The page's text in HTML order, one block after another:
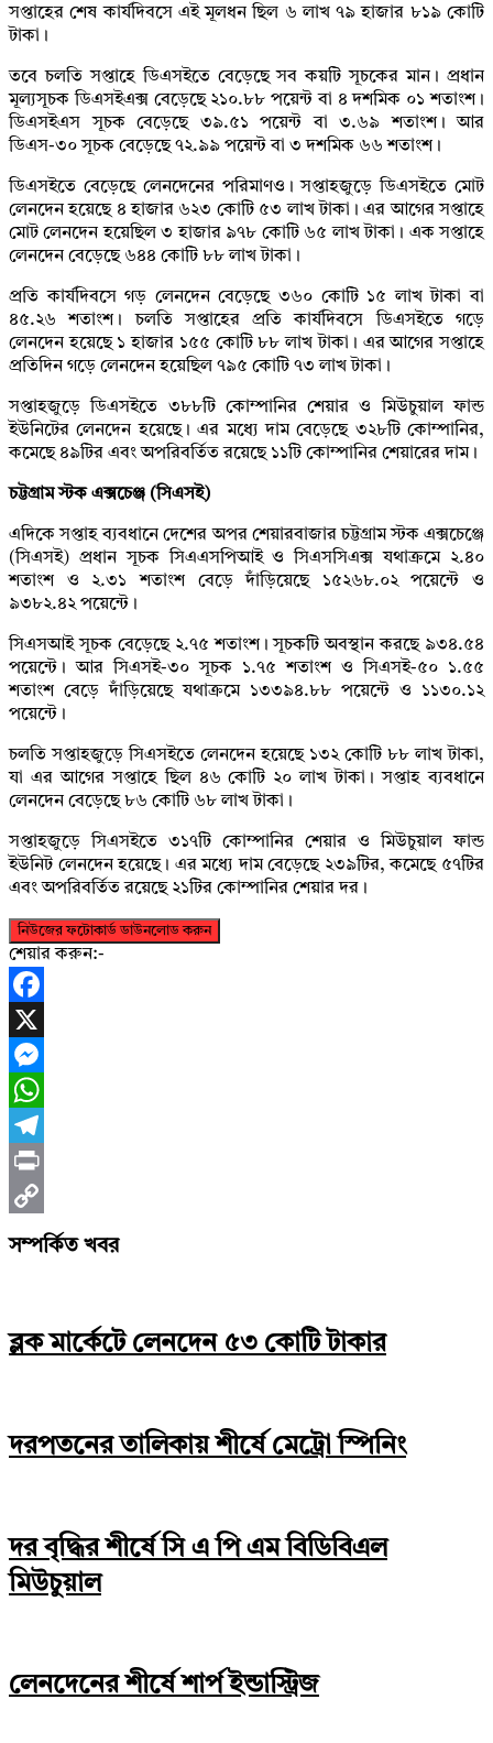
সপ্তাহের শেষ কার্যদিবসে এই মূলধন ছিল ৬ লাখ ৭৯ হাজার ৮১৯ কোটি
টাকা।
তবে চলতি সপ্তাহে ডিএসইতে বেড়েছে সব কয়টি সূচকের মান। প্রধান
মূল্যসূচক ডিএসইএক্স বেড়েছে ২১০.৮৮ পয়েন্ট বা ৪ দশমিক ০১ শতাংশ।
ডিএসইএস সূচক বেড়েছে ৩৯.৫১ পয়েন্ট বা ৩.৬৯ শতাংশ। আর
ডিএস-৩০ সূচক বেড়েছে ৭২.৯৯ পয়েন্ট বা ৩ দশমিক ৬৬ শতাংশ।
ডিএসইতে বেড়েছে লেনদেনের পরিমাণও। সপ্তাহজুড়ে ডিএসইতে মোট
লেনদেন হয়েছে ৪ হাজার ৬২৩ কোটি ৫৩ লাখ টাকা। এর আগের সপ্তাহে
মোট লেনদেন হয়েছিল ৩ হাজার ৯৭৮ কোটি ৬৫ লাখ টাকা। এক সপ্তাহে
লেনদেন বেড়েছে ৬৪৪ কোটি ৮৮ লাখ টাকা।
প্রতি কার্যদিবসে গড় লেনদেন বেড়েছে ৩৬০ কোটি ১৫ লাখ টাকা বা
৪৫.২৬ শতাংশ। চলতি সপ্তাহের প্রতি কার্যদিবসে ডিএসইতে গড়ে
লেনদেন হয়েছে ১ হাজার ১৫৫ কোটি ৮৮ লাখ টাকা। এর আগের সপ্তাহে
প্রতিদিন গড়ে লেনদেন হয়েছিল ৭৯৫ কোটি ৭৩ লাখ টাকা।
সপ্তাহজুড়ে ডিএসইতে ৩৮৮টি কোম্পানির শেয়ার ও মিউচুয়াল ফান্ড
ইউনিটের লেনদেন হয়েছে। এর মধ্যে দাম বেড়েছে ৩২৮টি কোম্পানির,
কমেছে ৪৯টির এবং অপরিবর্তিত রয়েছে ১১টি কোম্পানির শেয়ারের দাম।
চট্টগ্রাম স্টক এক্সচেঞ্জ (সিএসই)
এদিকে সপ্তাহ ব্যবধানে দেশের অপর শেয়ারবাজার চট্টগ্রাম স্টক এক্সচেঞ্জে
(সিএসই) প্রধান সূচক সিএএসপিআই ও সিএসসিএক্স যথাক্রমে ২.৪০
শতাংশ ও ২.৩১ শতাংশ বেড়ে দাঁড়িয়েছে ১৫২৬৮.০২ পয়েন্টে ও
৯৩৮২.৪২ পয়েন্টে।
সিএসআই সূচক বেড়েছে ২.৭৫ শতাংশ। সূচকটি অবস্থান করছে ৯৩৪.৫৪
পয়েন্টে। আর সিএসই-৩০ সূচক ১.৭৫ শতাংশ ও সিএসই-৫০ ১.৫৫
শতাংশ বেড়ে দাঁড়িয়েছে যথাক্রমে ১৩৩৯৪.৮৮ পয়েন্টে ও ১১৩০.১২
পয়েন্টে।
চলতি সপ্তাহজুড়ে সিএসইতে লেনদেন হয়েছে ১৩২ কোটি ৮৮ লাখ টাকা,
যা এর আগের সপ্তাহে ছিল ৪৬ কোটি ২০ লাখ টাকা। সপ্তাহ ব্যবধানে
লেনদেন বেড়েছে ৮৬ কোটি ৬৮ লাখ টাকা।
সপ্তাহজুড়ে সিএসইতে ৩১৭টি কোম্পানির শেয়ার ও মিউচুয়াল ফান্ড
ইউনিট লেনদেন হয়েছে। এর মধ্যে দাম বেড়েছে ২৩৯টির, কমেছে ৫৭টির
এবং অপরিবর্তিত রয়েছে ২১টির কোম্পানির শেয়ার দর।
নিউজের ফটোকার্ড ডাউনলোড করুন
শেয়ার করুন:-
Facebook
X
Messenger
WhatsApp
Telegram
Print
Copy
সম্পর্কিত খবর
ব্লক মার্কেটে লেনদেন ৫৩ কোটি টাকার
দরপতনের তালিকায় শীর্ষে মেট্রো স্পিনিং
দর বৃদ্ধির শীর্ষে সি এ পি এম বিডিবিএল
মিউচুয়াল
লেনদেনের শীর্ষে শার্প ইন্ডাস্ট্রিজ